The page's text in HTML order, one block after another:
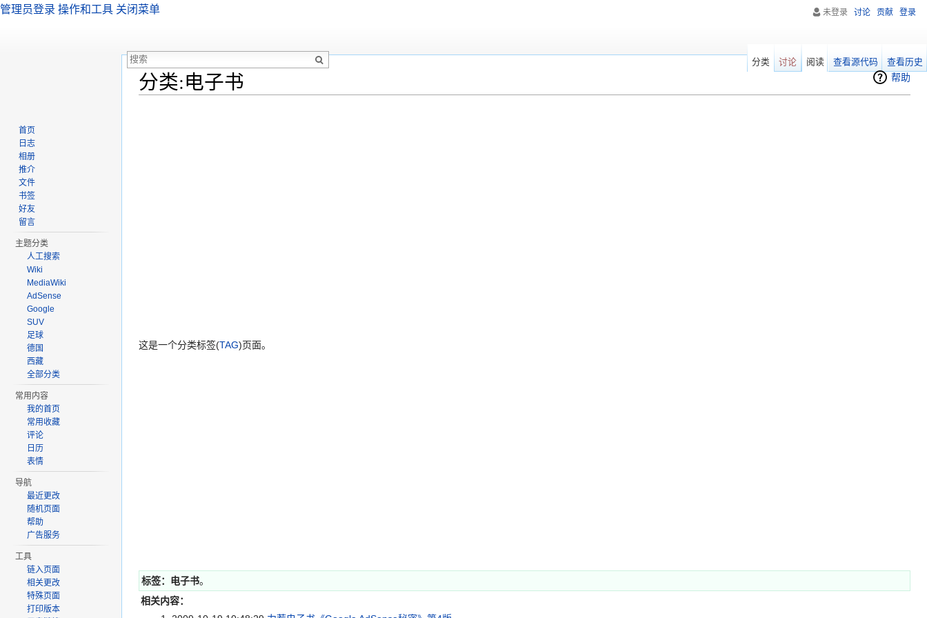
帮助
分类:电子书
这是一个分类标签(TAG)页面。
标签： 电子书。
相关内容：
管理员登录 操作和工具 关闭菜单 未登录 讨论 贡献 登录
分类 讨论 阅读 查看源代码 查看历史
首页
日志
相册
推介
文件
书签
好友
留言
主题分类
人工搜索
Wiki
MediaWiki
AdSense
Google
SUV
足球
德国
西藏
全部分类
常用内容
我的首页
常用收藏
评论
日历
表情
导航
最近更改
随机页面
帮助
广告服务
工具
链入页面
相关更改
特殊页面
打印版本